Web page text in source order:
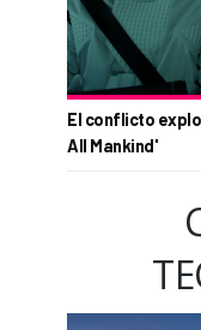
El conflicto
All Mankind'